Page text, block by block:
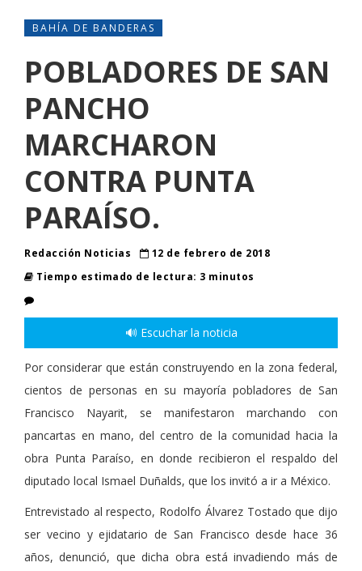
BAHÍA DE BANDERAS
POBLADORES DE SAN
PANCHO
MARCHARON
CONTRA PUNTA
PARAÍSO.
Redacción Noticias
12 de febrero de 2018
Tiempo estimado de lectura: 3 minutos
🔊 Escuchar la noticia
Por considerar que están construyendo en la zona federal,
cientos de personas en su mayoría pobladores de San
Francisco Nayarit, se manifestaron marchando con
pancartas en mano, del centro de la comunidad hacia la
obra Punta Paraíso, en donde recibieron el respaldo del
diputado local Ismael Duñalds, que los invitó a ir a México.
Entrevistado al respecto, Rodolfo Álvarez Tostado que dijo
ser vecino y ejidatario de San Francisco desde hace 36
años, denunció, que dicha obra está invadiendo más de